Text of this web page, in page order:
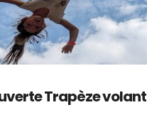
Trapèze volant